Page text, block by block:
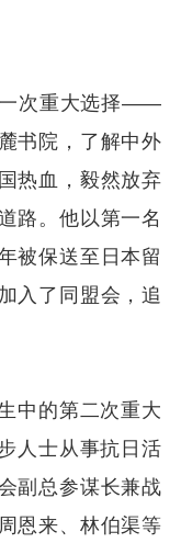
一次重大选择——
书院，了解中外
热血，毅然放弃
路。他以第一名
被保送至日本留
入了同盟会，追
中的第二次重大
人士从事抗日活
副总参谋长兼战
恩来、林伯渠等